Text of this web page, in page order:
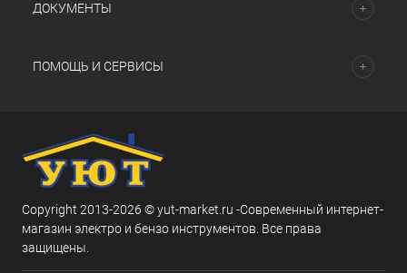
ДОКУМЕНТЫ
ПОМОЩЬ И СЕРВИСЫ
Copyright 2013-2026 © yut-market.ru -Современный интернет-
магазин электро и бензо инструментов. Все права
защищены.